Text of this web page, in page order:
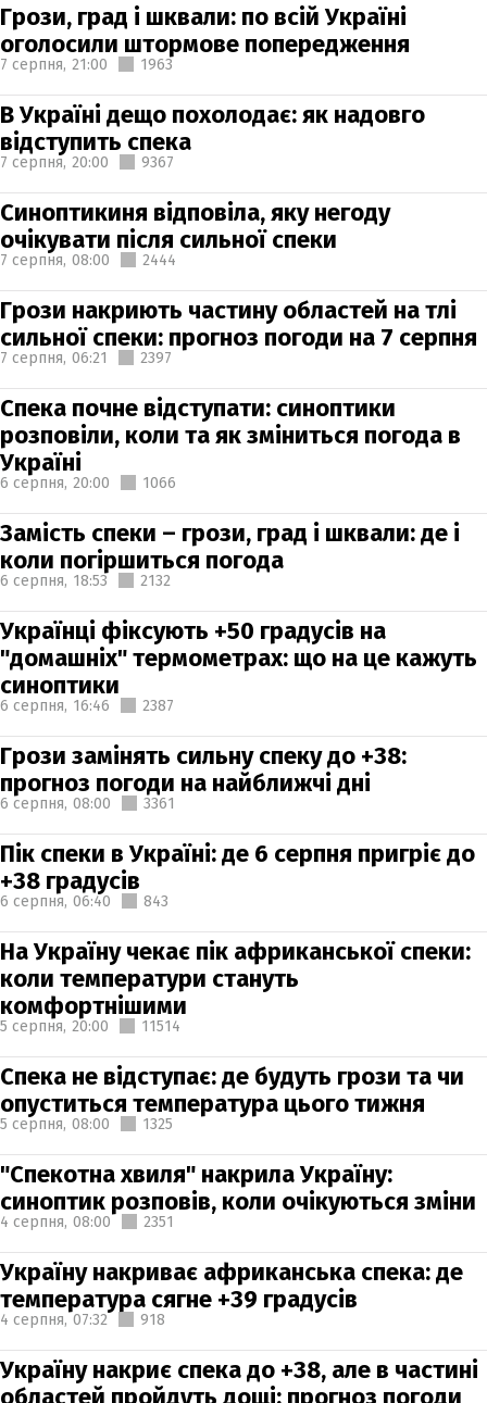
Грози, град і шквали: по всій Україні
оголосили штормове попередження
7 серпня, 21:00 1963
В Україні дещо похолодає: як надовго
відступить спека
7 серпня, 20:00 9367
Синоптикиня відповіла, яку негоду
очікувати після сильної спеки
7 серпня, 08:00 2444
Грози накриють частину областей на тлі
сильної спеки: прогноз погоди на 7 серпня
7 серпня, 06:21 2397
Спека почне відступати: синоптики
розповіли, коли та як зміниться погода в
Україні
6 серпня, 20:00 1066
Замість спеки – грози, град і шквали: де і
коли погіршиться погода
6 серпня, 18:53 2132
Українці фіксують +50 градусів на
"домашніх" термометрах: що на це кажуть
синоптики
6 серпня, 16:46 2387
Грози замінять сильну спеку до +38:
прогноз погоди на найближчі дні
6 серпня, 08:00 3361
Пік спеки в Україні: де 6 серпня пригріє до
+38 градусів
6 серпня, 06:40 843
На Україну чекає пік африканської спеки:
коли температури стануть
комфортнішими
5 серпня, 20:00 11514
Спека не відступає: де будуть грози та чи
опуститься температура цього тижня
5 серпня, 08:00 1325
"Спекотна хвиля" накрила Україну:
синоптик розповів, коли очікуються зміни
4 серпня, 08:00 2351
Україну накриває африканська спека: де
температура сягне +39 градусів
4 серпня, 07:32 918
Україну накриє спека до +38, але в частині
областей пройдуть дощі: прогноз погоди